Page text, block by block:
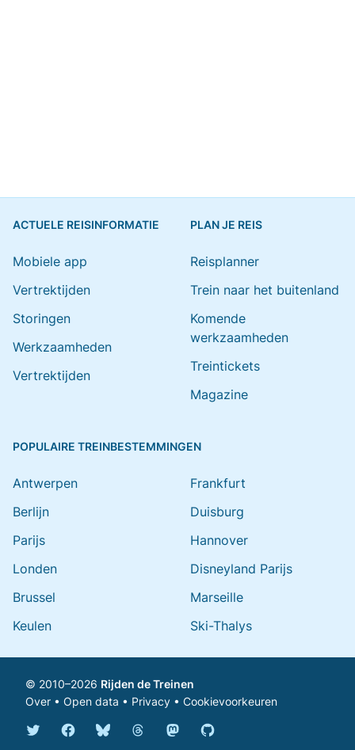
ACTUELE REISINFORMATIE
Mobiele app
Vertrektijden
Storingen
Werkzaamheden
Vertrektijden
PLAN JE REIS
Reisplanner
Trein naar het buitenland
Komende
werkzaamheden
Treintickets
Magazine
POPULAIRE TREINBESTEMMINGEN
Antwerpen
Berlijn
Parijs
Londen
Brussel
Keulen
Frankfurt
Duisburg
Hannover
Disneyland Parijs
Marseille
Ski-Thalys
© 2010–2026 Rijden de Treinen
Over • Open data • Privacy • Cookievoorkeuren